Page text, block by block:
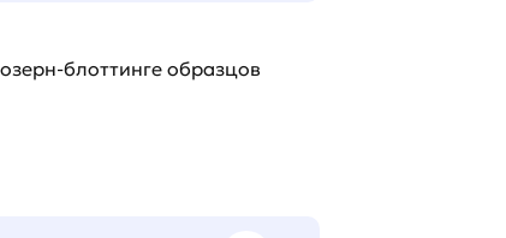
блоттинге образцов